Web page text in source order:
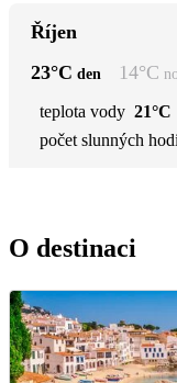
Říjen
23°C den 14°C
teplota vody 21°C
počet slunných
O destinaci